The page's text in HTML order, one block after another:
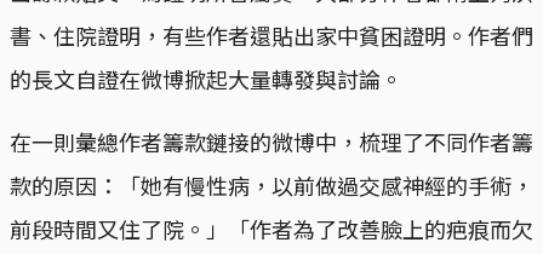
書、住院證明，有些作者還貼出家中貧困證明。作者們
的長文自證在微博掀起大量轉發與討論。
在一則彙總作者籌款鏈接的微博中，梳理了不同作者籌
款的原因：「她有慢性病，以前做過交感神經的手術，
前段時間又住了院。」「作者為了改善臉上的疤痕而欠